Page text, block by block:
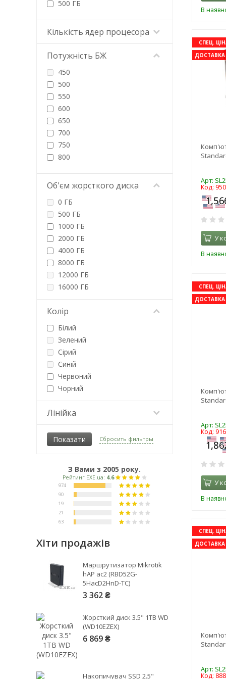
В
СПЕЦ.
ДОСТАВКА
Арт:
Код:
У
В
СПЕЦ.
ДОСТАВКА
Арт:
Код:
У
В
СПЕЦ.
ДОСТАВКА
Арт:
Код:
500 ГБ
960 ГБ
4000 ГБ
Кількість ядер процесора
Потужність БЖ
450
500
550
600
650
700
750
800
1000
1200
1300
1600
Об'єм жорсткого диска
0 ГБ
500 ГБ
1000 ГБ
2000 ГБ
4000 ГБ
8000 ГБ
12000 ГБ
16000 ГБ
Колір
Білий
Зелений
Сірий
Синій
Червоний
Чорний
Лінійка
Сбросить фильтры
З Вами з 2005 року.
Хіти продажів
Маршрутизатор Mikrotik
hAP ac2 (RBD52G-
5HacD2HnD-TC)
3 362 ₴
Жорсткий диск 3.5" 1TB WD
(WD10EZEX)
6 869 ₴
Накопичувач SSD 2.5"